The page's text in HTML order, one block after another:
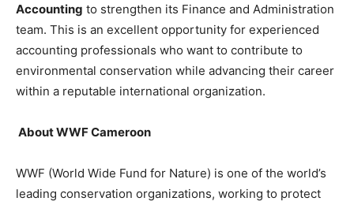
Accounting to strengthen its Finance and Administration
team. This is an excellent opportunity for experienced
accounting professionals who want to contribute to
environmental conservation while advancing their career
within a reputable international organization.
About WWF Cameroon
WWF (World Wide Fund for Nature) is one of the world’s
leading conservation organizations, working to protect